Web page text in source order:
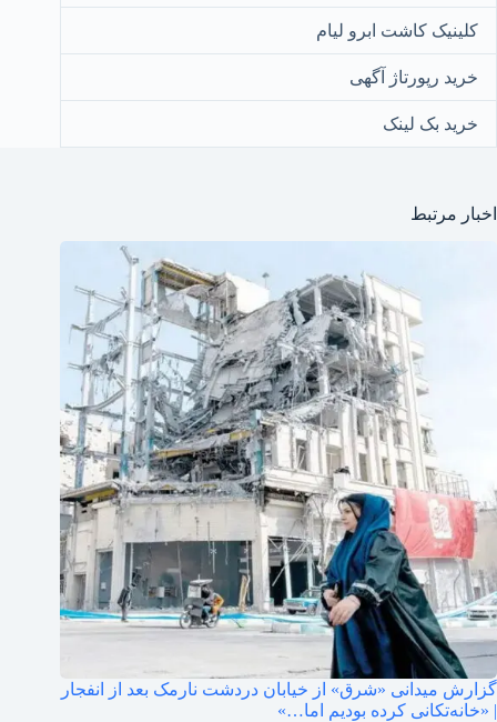
کلینیک کاشت ابرو لیام
خرید رپورتاژ آگهی
خرید بک لینک
اخبار مرتبط
گزارش میدانی «شرق» از خیابان دردشت نارمک بعد از انفجار
| «خانه‌تکانی کرده بودیم اما…»